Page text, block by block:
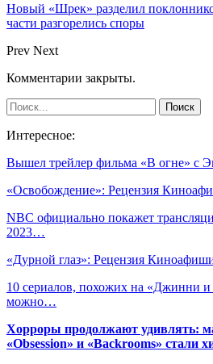
Новый «Шрек» разделил
части разгорелись споры
Prev Next
Комментарии закрыты.
Интересное:
Вышел трейлер фильма «В огне» с
«Освобождение»: Рецензия
NBC официально покажет
2023…
«Дурной глаз»: Рецензия
10 сериалов, похожих на «Джинни
можно…
Хорроры продолжают удивлять:
«Obsession» и «Backrooms» стали